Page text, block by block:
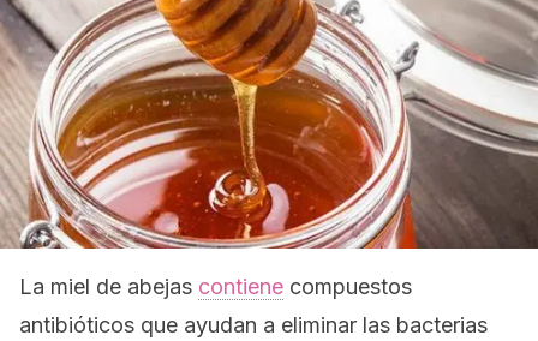
La miel de abejas contiene compuestos
antibióticos que ayudan a eliminar las bacterias